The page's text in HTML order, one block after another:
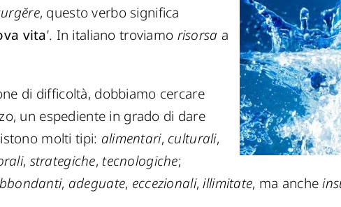
, questo verbo significa
vita’. In italiano troviamo risorsa a
di difficoltà, dobbiamo cercare
un espediente in grado di dare
molti tipi: alimentari, culturali,
, strategiche, tecnologiche;
, adeguate, eccezionali,illimitate, ma anche